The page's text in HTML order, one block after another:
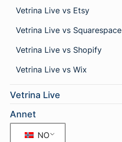
Vetrina Live vs Etsy
Vetrina Live vs Squarespace
Vetrina Live vs Shopify
Vetrina Live vs Wix
Vetrina Live
Annet
NO